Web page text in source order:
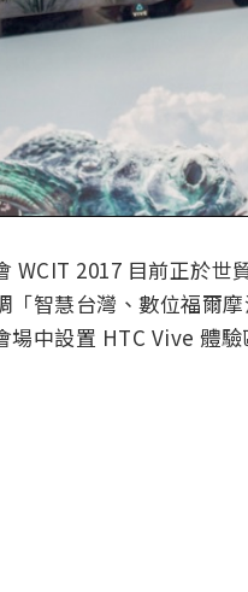
WCIT 2017 目前正於世
「智慧台灣、數位福爾
場中設置 HTC Vive 體